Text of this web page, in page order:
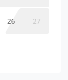
26 27